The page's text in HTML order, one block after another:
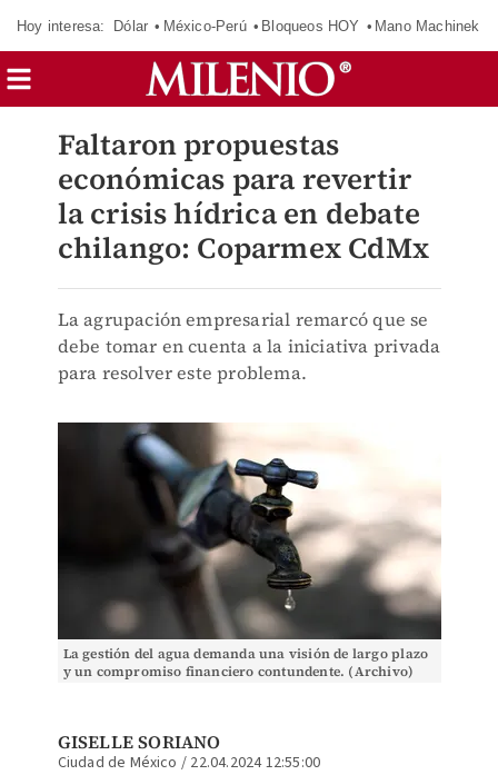
Hoy interesa: Dólar México-Perú Bloqueos HOY Mano Machinek
Faltaron propuestas
económicas para revertir
la crisis hídrica en debate
chilango: Coparmex CdMx
La agrupación empresarial remarcó que se
debe tomar en cuenta a la iniciativa privada
para resolver este problema.
La gestión del agua demanda una visión de largo plazo
y un compromiso financiero contundente. (Archivo)
GISELLE SORIANO
Ciudad de México / 22.04.2024 12:55:00